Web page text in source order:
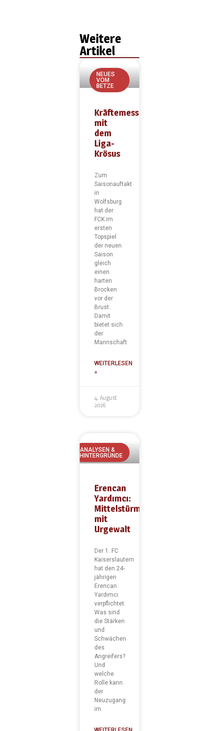
Weitere
Artikel
NEUES
VOM
BETZE
Kräftemessen
mit
dem
Liga-
Krösus
Zum
Saisonauftakt
in
Wolfsburg
hat der
FCK im
ersten
Topspiel
der neuen
Saison
gleich
einen
harten
Brocken
vor der
Brust.
Damit
bietet sich
der
Mannschaft
WEITERLESEN
»
4. August
2026
ANALYSEN &
HINTERGRÜNDE
Erencan
Yardımcı:
Mittelstürmer
mit
Urgewalt
Der 1. FC
Kaiserslautern
hat den 24-
jährigen
Erencan
Yardımcı
verpflichtet.
Was sind
die Stärken
und
Schwächen
des
Angreifers?
Und
welche
Rolle kann
der
Neuzugang
im